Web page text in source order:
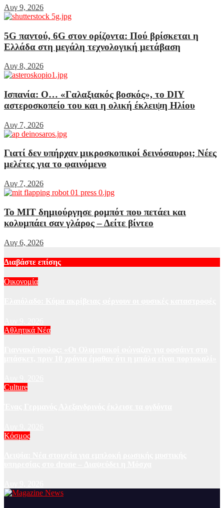
Αυγ 9, 2026
5G παντού, 6G στον ορίζοντα: Πού βρίσκεται η
Ελλάδα στη μεγάλη τεχνολογική μετάβαση
Αυγ 8, 2026
Ισπανία: Ο… «Γαλαξιακός βοσκός», το DIY
αστεροσκοπείο του και η ολική έκλειψη Ηλίου
Αυγ 7, 2026
Γιατί δεν υπήρχαν μικροσκοπικοί δεινόσαυροι; Νέες
μελέτες για το φαινόμενο
Αυγ 7, 2026
Το MIT δημιούργησε ρομπότ που πετάει και
κολυμπάει σαν γλάρος – Δείτε βίντεο
Αυγ 6, 2026
Διαβάστε επίσης
Οικονομία
Αθλητικά Νέα
Culture
Κόσμος